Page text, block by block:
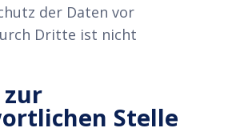
der Daten vor
Dritte ist nicht
Stelle